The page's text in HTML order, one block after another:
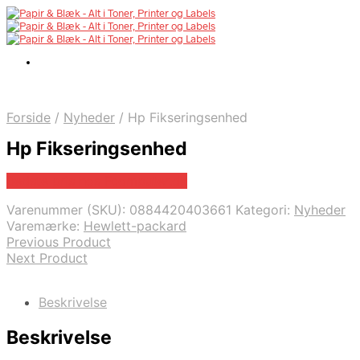
Forside / Nyheder / Hp Fikseringsenhed
Hp Fikseringsenhed
Varenummer (SKU): 0884420403661 Kategori: Nyheder
Varemærke: Hewlett-packard
Previous Product
Next Product
Beskrivelse
Beskrivelse